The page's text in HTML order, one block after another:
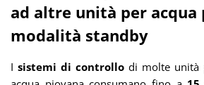
ad altre unità per acqua
modalità standby
I sistemi di controllo di molte unità